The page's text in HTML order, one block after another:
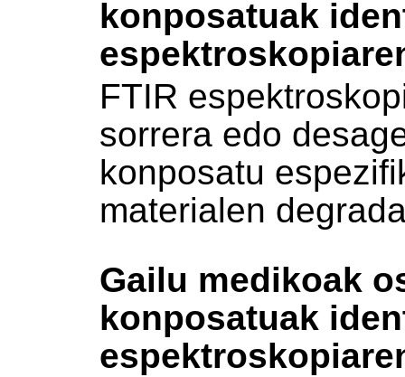
konposatuak
FTIR
sorrera edo
konposatu
materialen
Gailu medikoak
konposatuak